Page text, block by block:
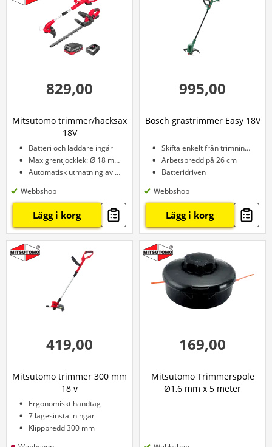
829,00
Mitsutomo trimmer/häcksax
18V
Batteri och laddare ingår
Max grentjocklek: Ø 18 mm
Automatisk utmatning av lina
Webbshop
Lägg i korg
995,00
Bosch grästrimmer Easy 18V
Skifta enkelt från trimning till kantklipp
Arbetsbredd på 26 cm
Batteridriven
Webbshop
Lägg i korg
419,00
Mitsutomo trimmer 300 mm
18 v
Ergonomiskt handtag
7 lägesinställningar
Klippbredd 300 mm
169,00
Mitsutomo Trimmerspole
Ø1,6 mm x 5 meter